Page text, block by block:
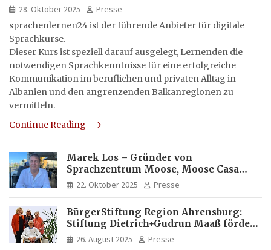
28. Oktober 2025
Presse
sprachenlernen24 ist der führende Anbieter für digitale
Sprachkurse.
Dieser Kurs ist speziell darauf ausgelegt, Lernenden die
notwendigen Sprachkenntnisse für eine erfolgreiche
Kommunikation im beruflichen und privaten Alltag in
Albanien und den angrenzenden Balkanregionen zu
vermitteln.
Continue Reading
Marek Los – Gründer von
Sprachzentrum Moose, Moose Casa
Italia und Apartamento Brasil |
Internationaler Experte für Bildung
22. Oktober 2025 Presse
BürgerStiftung Region Ahrensburg:
Stiftung Dietrich+Gudrun Maaß fördert
Deutschkenntnisse von Frauen
26. August 2025 Presse